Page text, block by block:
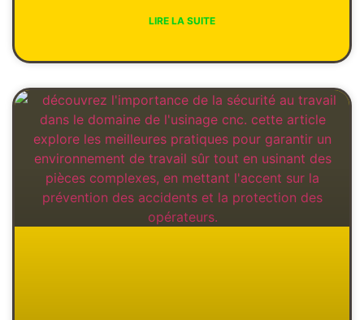
LIRE LA SUITE